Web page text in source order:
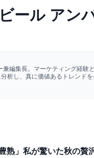
ール アン
編集長。マーケティング経験
析し、真に価値あるトレンド
熟」私が驚いた秋の贅